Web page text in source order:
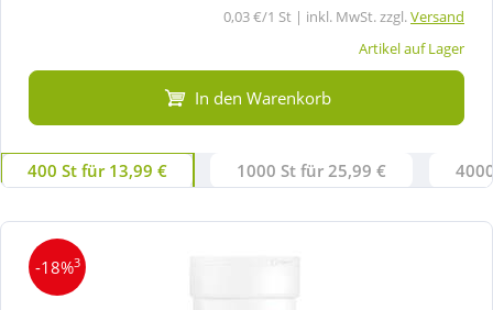
0,03 €/1 St | inkl. MwSt. zzgl.Versand
Artikel auf Lager
In den Warenkorb
400 St für 13,99 € 1000 St für 25,99 €
-18%3